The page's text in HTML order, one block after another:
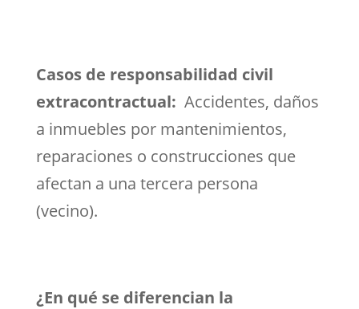
Casos de responsabilidad civil
extracontractual: Accidentes, daños
a inmuebles por mantenimientos,
reparaciones o construcciones que
afectan a una tercera persona
(vecino).
¿En qué se diferencian la